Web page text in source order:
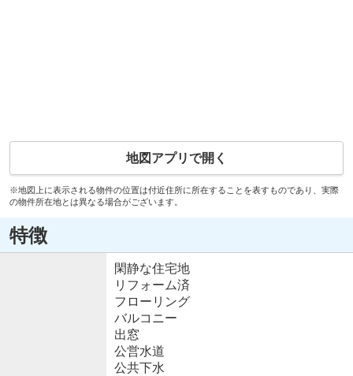
地図アプリで開く
※地図上に表示される物件の位置は付近住所に所在することを表すものであり、実際
の物件所在地とは異なる場合がございます。
特徴
閑静な住宅地
リフォーム済
フローリング
バルコニー
出窓
公営水道
公共下水